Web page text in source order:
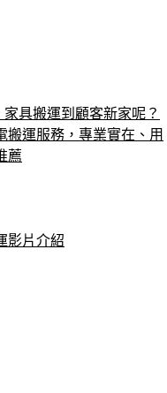
具搬運到顧客新家呢？
搬運服務，專業實在、用
薦
影片介紹